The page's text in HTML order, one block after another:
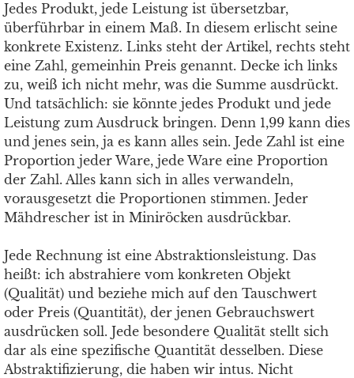
Jedes Produkt, jede Leistung ist übersetzbar,
überführbar in einem Maß. In diesem erlischt seine
konkrete Existenz. Links steht der Artikel, rechts steht
eine Zahl, gemeinhin Preis genannt. Decke ich links
zu, weiß ich nicht mehr, was die Summe ausdrückt.
Und tatsächlich: sie könnte jedes Produkt und jede
Leistung zum Ausdruck bringen. Denn 1,99 kann dies
und jenes sein, ja es kann alles sein. Jede Zahl ist eine
Proportion jeder Ware, jede Ware eine Proportion
der Zahl. Alles kann sich in alles verwandeln,
vorausgesetzt die Proportionen stimmen. Jeder
Mähdrescher ist in Miniröcken ausdrückbar.
Jede Rechnung ist eine Abstraktionsleistung. Das
heißt: ich abstrahiere vom konkreten Objekt
(Qualität) und beziehe mich auf den Tauschwert
oder Preis (Quantität), der jenen Gebrauchswert
ausdrücken soll. Jede besondere Qualität stellt sich
dar als eine spezifische Quantität desselben. Diese
Abstraktifizierung, die haben wir intus. Nicht